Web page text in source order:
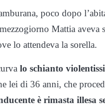
poco dopo
Mattia aveva
lo attendeva la sorella.
lo schianto
lei di 36 anni, che
è rimasta illesa